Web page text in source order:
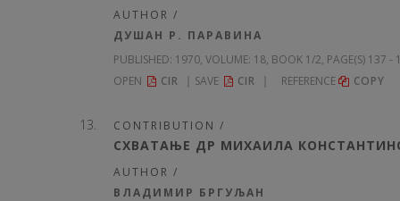
AUTHOR /
ДУШАН Р. ПАРАВИНА
PUBLISHED: 1970, VOLUME: 18, BOOK 1/2, PAGE(S) 137 -
OPEN
CIR SAVE CIR REFERENCE COPY
CONTRIBUTION /
СХВАТАЊЕ ДР МИХАИЛА
AUTHOR /
ВЛАДИМИР БРГУЉАН